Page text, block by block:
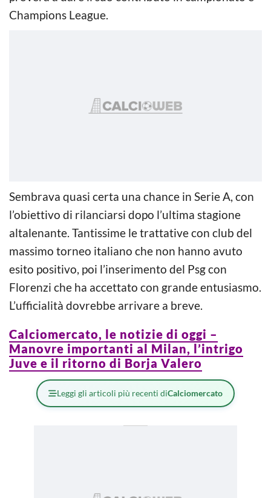
Champions League.
Sembrava quasi certa una chance in Serie A, con
l’obiettivo di rilanciarsi dopo l’ultima stagione
altalenante. Tantissime le trattative con club del
massimo torneo italiano che non hanno avuto
esito positivo, poi l’inserimento del Psg con
Florenzi che ha accettato con grande entusiasmo.
L’ufficialità dovrebbe arrivare a breve.
Calciomercato, le notizie di oggi –
Manovre importanti al Milan, l’intrigo
Juve e il ritorno di Borja Valero
Leggi gli articoli più recenti diCalciomercato